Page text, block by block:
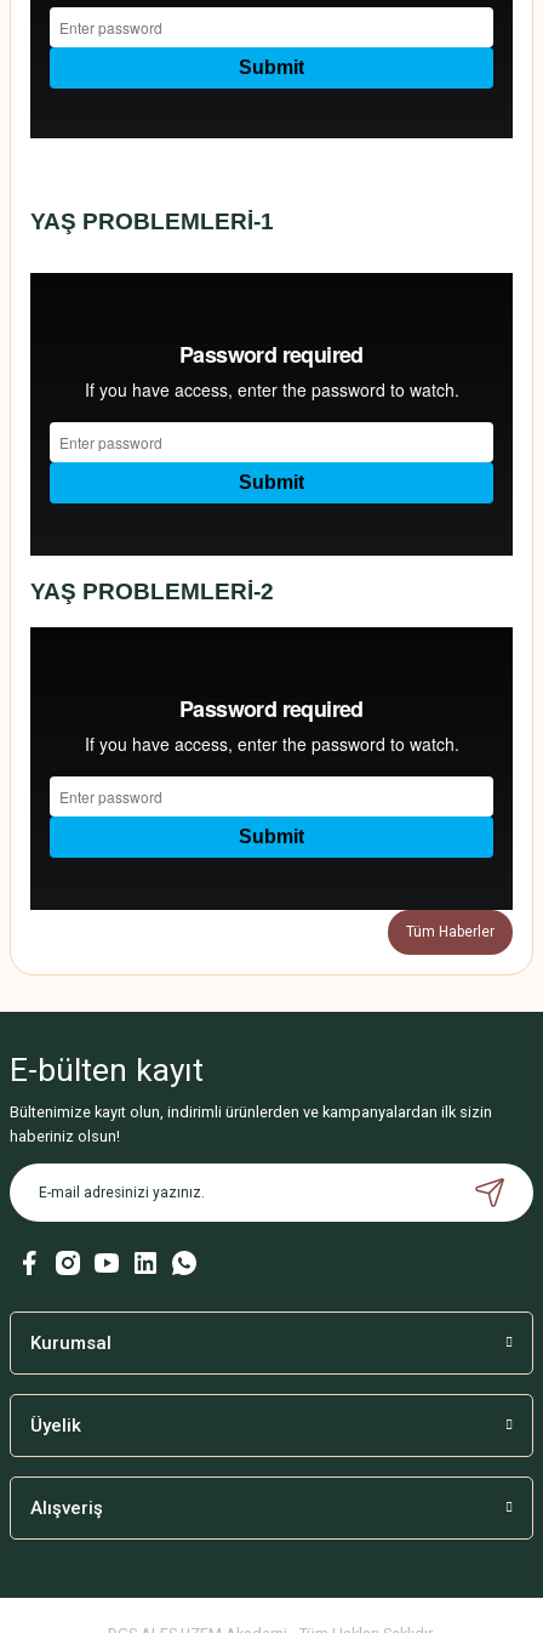
YAŞ PROBLEMLERİ-1
YAŞ PROBLEMLERİ-2
Tüm Haberler
E-bülten kayıt
Bültenimize kayıt olun, indirimli ürünlerden ve kampanyalardan ilk sizin
haberiniz olsun!
Kurumsal
Üyelik
Alışveriş